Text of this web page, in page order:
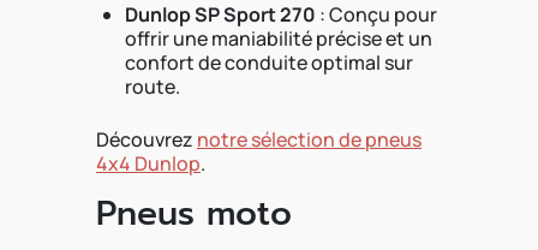
Dunlop SP Sport 270 : Conçu pour
offrir une maniabilité précise et un
confort de conduite optimal sur
route.
Découvrez notre sélection de pneus
4x4 Dunlop.
Pneus moto